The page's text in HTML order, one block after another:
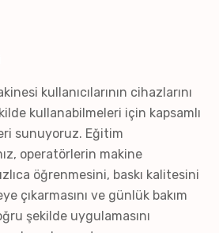
kullanıcılarının cihazlarını
kullanabilmeleri için kapsamlı
sunuyoruz. Eğitim
operatörlerin makine
öğrenmesini, baskı kalitesini
çıkarmasını ve günlük bakım
şekilde uygulamasını